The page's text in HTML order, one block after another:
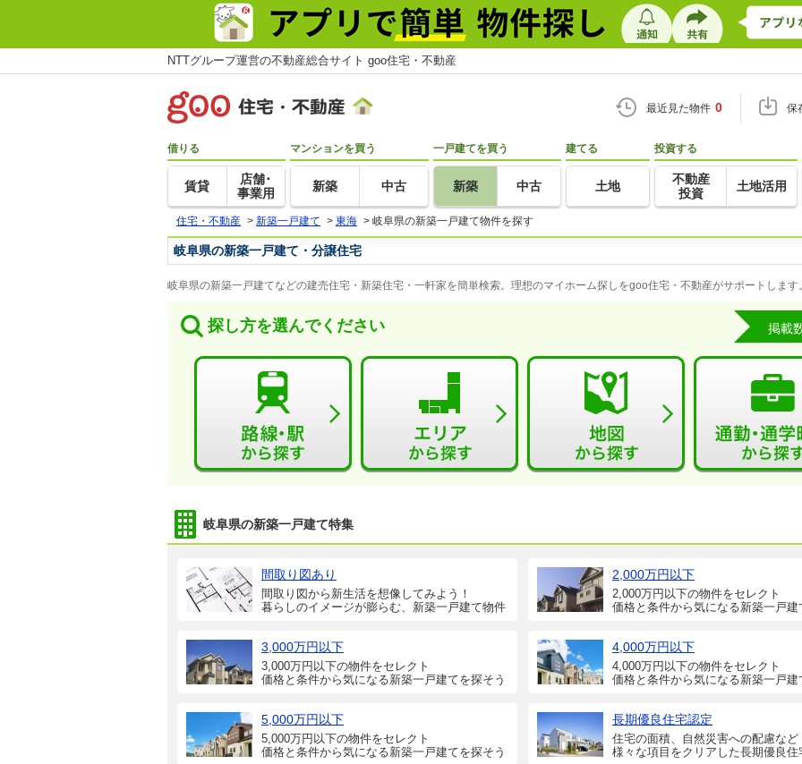
NTTグループ運営の不動産総合サイト goo住宅・不動産
最近見た物件 0 保
借りる
賃貸
店舗･
事業用
マンションを買う
新築 中古
一戸建てを買う
新築 中古
建てる
土地
投資する
不動産
投資
土地活用
住宅・不動産 > 新築一戸建て > 東海 > 岐阜県の新築一戸建て物件を探す
岐阜県の新築一戸建て・分譲住宅
岐阜県の新築一戸建てなどの建売住宅・新築住宅・一軒家を簡単検索。理想のマイホーム探しをgoo住宅・不動産がサポートします。
探し方を選んでください 掲載
岐阜県の新築一戸建て特集
間取り図あり
間取り図から新生活を想像してみよう！
暮らしのイメージが膨らむ、新築一戸建て物件
2,000万円以下
2,000万円以下の物件をセレクト
価格と条件から気になる新築一戸建
3,000万円以下
3,000万円以下の物件をセレクト
価格と条件から気になる新築一戸建てを探そう
4,000万円以下
4,000万円以下の物件をセレクト
価格と条件から気になる新築一戸建
5,000万円以下
5,000万円以下の物件をセレクト
価格と条件から気になる新築一戸建てを探そう
長期優良住宅認定
住宅の面積、自然災害への配慮など
様々な項目をクリアした長期優良住